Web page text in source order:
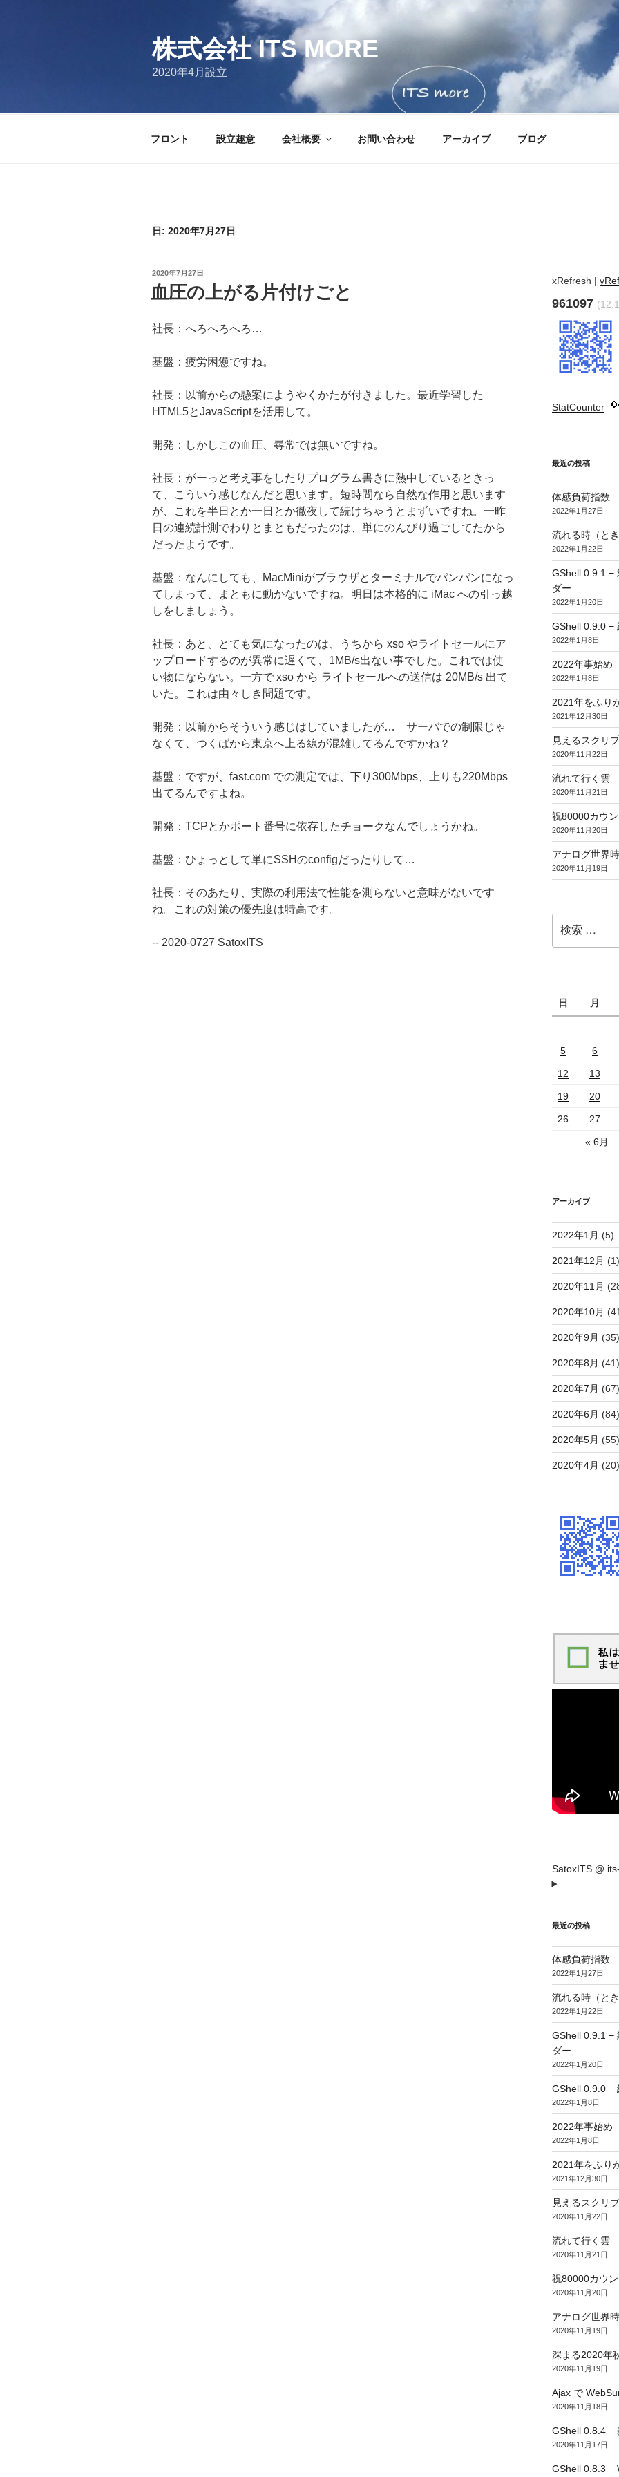
株式会社 ITS MORE
2020年4月設立
フロント 設立趣意 会社概要 お問い合わせ アーカイブ ブログ
日: 2020年7月27日
投
稿
2020年7月27日
血圧の上がる片付けごと
社長：へろへろへろ…
基盤：疲労困憊ですね。
社長：以前からの懸案にようやくかたが付きました。最近学習した
HTML5とJavaScriptを活用して。
開発：しかしこの血圧、尋常では無いですね。
社長：がーっと考え事をしたりプログラム書きに熱中しているときっ
て、こういう感じなんだと思います。短時間なら自然な作用と思います
が、これを半日とか一日とか徹夜して続けちゃうとまずいですね。一昨
日の連続計測でわりとまともだったのは、単にのんびり過ごしてたから
だったようです。
基盤：なんにしても、MacMiniがブラウザとターミナルでパンパンになっ
てしまって、まともに動かないですね。明日は本格的に iMac への引っ越
しをしましょう。
社長：あと、とても気になったのは、うちから xso やライトセールにア
ップロードするのが異常に遅くて、1MB/s出ない事でした。これでは使
い物にならない。一方で xso から ライトセールへの送信は 20MB/s 出て
いた。これは由々しき問題です。
開発：以前からそういう感じはしていましたが… サーバでの制限じゃ
なくて、つくばから東京へ上る線が混雑してるんですかね？
基盤：ですが、fast.com での測定では、下り300Mbps、上りも220Mbps
出てるんですよね。
開発：TCPとかポート番号に依存したチョークなんでしょうかね。
基盤：ひょっとして単にSSHのconfigだったりして…
社長：そのあたり、実際の利用法で性能を測らないと意味がないです
ね。これの対策の優先度は特高です。
-- 2020-0727 SatoxITS
xRefresh |
961097
StatCounter:
最近の投稿
体感負荷指数
2022年1月27日
流れる時（と
2022年1月22日
GShell 0.9.1 −
ダー
2022年1月20日
GShell 0.9.0 −
2022年1月8日
2022年事始め
2022年1月8日
2021年をふり
2021年12月30日
見えるスクリ
2020年11月22日
流れて行く雲
2020年11月21日
祝80000カウ
2020年11月20日
アナログ世界
2020年11月19日
索:
日
月
5 6
12 13
19 20
26 27
« 6月
アーカイブ
2022年1月 (5)
2021年12月 (1)
2020年11月
2020年10月
2020年9月 (35)
2020年8月 (41)
2020年7月 (67)
2020年6月 (84)
2020年5月 (55)
2020年4月 (20)
SatoxITS@
最近の投稿
体感負荷指数
2022年1月27日
流れる時（と
2022年1月22日
GShell 0.9.1 −
ダー
2022年1月20日
GShell 0.9.0 −
2022年1月8日
2022年事始め
2022年1月8日
2021年をふり
2021年12月30日
見えるスクリ
2020年11月22日
流れて行く雲
2020年11月21日
祝80000カウ
2020年11月20日
アナログ世界
2020年11月19日
深まる2020年
2020年11月19日
Ajax で
2020年11月18日
GShell 0.8.4 −
2020年11月17日
GShell 0.8.3 −